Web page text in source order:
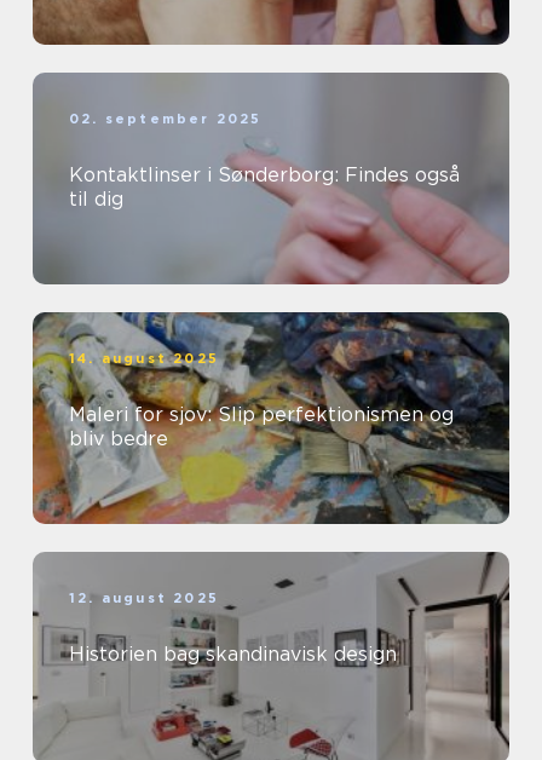
02. september 2025
Kontaktlinser i Sønderborg: Findes også
til dig
14. august 2025
Maleri for sjov: Slip perfektionismen og
bliv bedre
12. august 2025
Historien bag skandinavisk design